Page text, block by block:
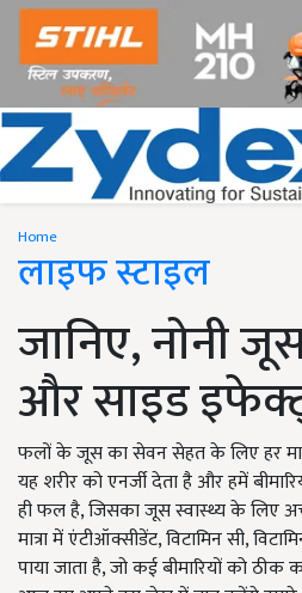
Home
लाइफ स्टाइल
जानिए, नोनी
और साइड
फलों के जूस का सेवन सेहत के लिए हर
यह शरीर को एनर्जी देता है और हमें
ही फल है, जिसका जूस स्वास्थ्य के लिए
मात्रा में एंटीऑक्सीडेंट, विटामिन सी,
पाया जाता है, जो कई बीमारियों को ठीक